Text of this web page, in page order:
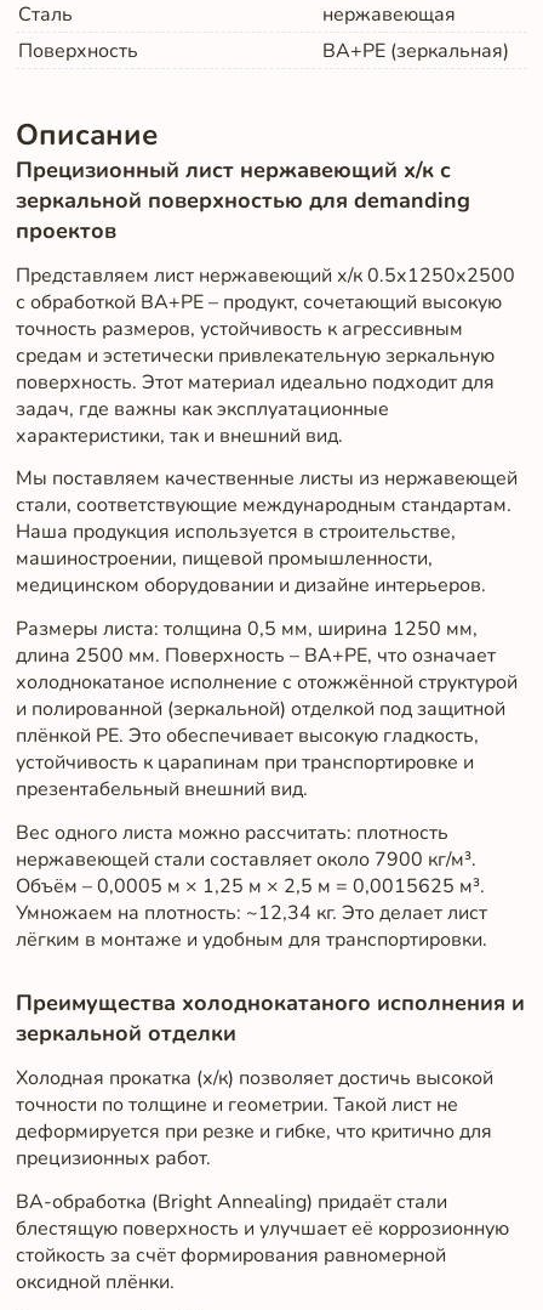
Сталь
нержавеющая
Поверхность
BA+PE (зеркальная)
Описание
Прецизионный лист нержавеющий х/к с
зеркальной поверхностью для demanding
проектов
Представляем лист нержавеющий х/к 0.5х1250х2500
с обработкой BA+PE – продукт, сочетающий высокую
точность размеров, устойчивость к агрессивным
средам и эстетически привлекательную зеркальную
поверхность. Этот материал идеально подходит для
задач, где важны как эксплуатационные
характеристики, так и внешний вид.
Мы поставляем качественные листы из нержавеющей
стали, соответствующие международным стандартам.
Наша продукция используется в строительстве,
машиностроении, пищевой промышленности,
медицинском оборудовании и дизайне интерьеров.
Размеры листа: толщина 0,5 мм, ширина 1250 мм,
длина 2500 мм. Поверхность – BA+PE, что означает
холоднокатаное исполнение с отожжённой структурой
и полированной (зеркальной) отделкой под защитной
плёнкой PE. Это обеспечивает высокую гладкость,
устойчивость к царапинам при транспортировке и
презентабельный внешний вид.
Вес одного листа можно рассчитать: плотность
нержавеющей стали составляет около 7900 кг/м³.
Объём – 0,0005 м × 1,25 м × 2,5 м = 0,0015625 м³.
Умножаем на плотность: ~12,34 кг. Это делает лист
лёгким в монтаже и удобным для транспортировки.
Преимущества холоднокатаного исполнения и
зеркальной отделки
Холодная прокатка (х/к) позволяет достичь высокой
точности по толщине и геометрии. Такой лист не
деформируется при резке и гибке, что критично для
прецизионных работ.
BA-обработка (Bright Annealing) придаёт стали
блестящую поверхность и улучшает её коррозионную
стойкость за счёт формирования равномерной
оксидной плёнки.